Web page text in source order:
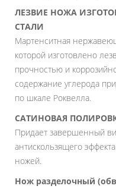
ЛЕЗВИЕ НОЖА
СТАЛИ
Мартенситная
которой изготовлено
прочностью и
содержание углерода
по шкале Роквелла.
САТИНОВАЯ
Придает завершенный
антискользящего
ножей.
Нож разделочный